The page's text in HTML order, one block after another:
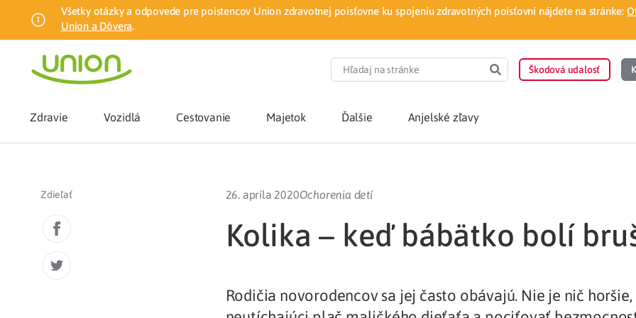
Všetky otázky a odpovede pre poistencov Union zdravotnej poisťovne ku spojeniu zdravotných poisťovní nájdete na stránke:
Union a Dôvera.
Škodová udalosť
Zdravie
Zmena zdravotnej poisťovne
Poistenie novorodenca v pohodlí domova
Vyhľadať lekára
Ošetrenie u
Vozidlá Cestovanie Majetok Ďalšie Anjelské zľavy
Zdieľať 26. apríla 2020Ochorenia detí
Kolika – keď bábätko bolí
Rodičia novorodencov sa jej často obávajú. Nie je nič